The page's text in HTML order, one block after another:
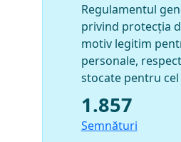
Regulamentul
privind protecția
motiv legitim
personale,
stocate pentru
1.857
Semnături